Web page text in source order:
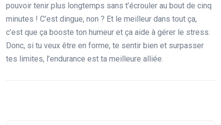
pouvoir tenir plus longtemps sans t’écrouler au bout de cinq
minutes ! C’est dingue, non ? Et le meilleur dans tout ça,
c’est que ça booste ton humeur et ça aide à gérer le stress.
Donc, si tu veux être en forme, te sentir bien et surpasser
tes limites, l’endurance est ta meilleure alliée.